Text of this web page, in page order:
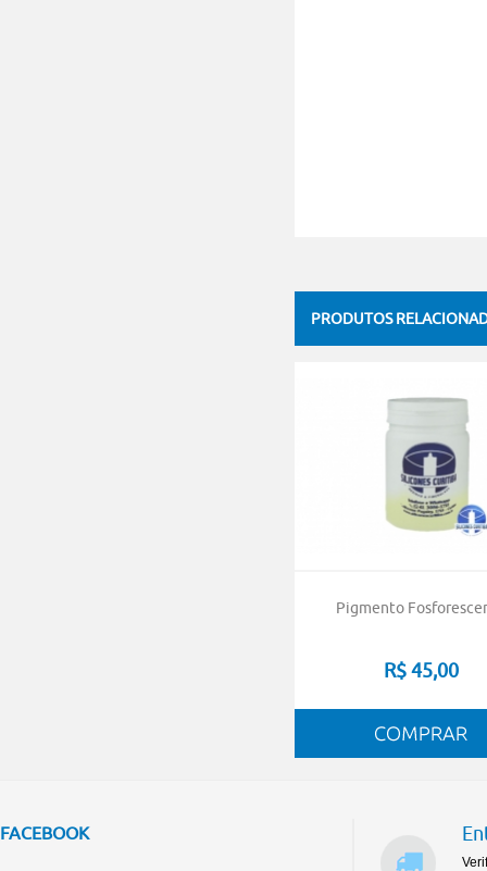
PRODUTOS
Pigmento
R$ 45,00
FACEBOOK